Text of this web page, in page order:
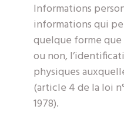
Informations
informations qui
quelque forme
ou non,
physiques
(article 4 de la loi
1978).